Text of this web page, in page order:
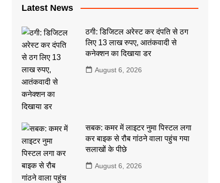
Latest News
ठगी: डिजिटल अरेस्ट कर दंपति से ठग
लिए 13 लाख रुपए, आतंकवादी से
कनेक्शन का दिखाया डर
August 6, 2026
सबक: कमर में लाइटर नुमा पिस्टल लगा
कर बाइक से रौब गांठने वाला पहुंच गया
सलाखों के पीछे
August 6, 2026